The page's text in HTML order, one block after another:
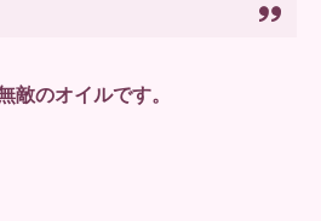
敵のオイルです。